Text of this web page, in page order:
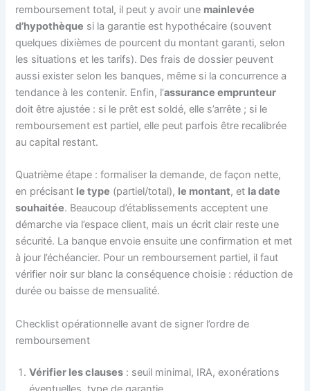
remboursement total, il peut y avoir une mainlevée
d’hypothèque si la garantie est hypothécaire (souvent
quelques dixièmes de pourcent du montant garanti, selon
les situations et les tarifs). Des frais de dossier peuvent
aussi exister selon les banques, même si la concurrence a
tendance à les contenir. Enfin, l’assurance emprunteur
doit être ajustée : si le prêt est soldé, elle s’arrête ; si le
remboursement est partiel, elle peut parfois être recalibrée
au capital restant.
Quatrième étape : formaliser la demande, de façon nette,
en précisant le type (partiel/total), le montant, et la date
souhaitée. Beaucoup d’établissements acceptent une
démarche via l’espace client, mais un écrit clair reste une
sécurité. La banque envoie ensuite une confirmation et met
à jour l’échéancier. Pour un remboursement partiel, il faut
vérifier noir sur blanc la conséquence choisie : réduction de
durée ou baisse de mensualité.
Checklist opérationnelle avant de signer l’ordre de
remboursement
Vérifier les clauses : seuil minimal, IRA, exonérations